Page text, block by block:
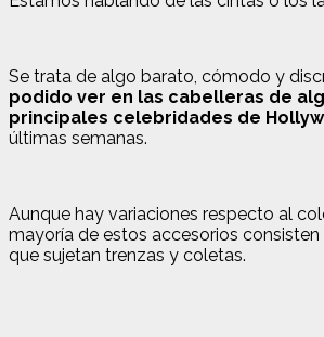
Se trata de algo barato, cómodo y
podido ver en las cabelleras de
principales celebridades de
últimas semanas.
Aunque hay variaciones respecto al
mayoría de estos accesorios consisten
que sujetan trenzas y coletas.